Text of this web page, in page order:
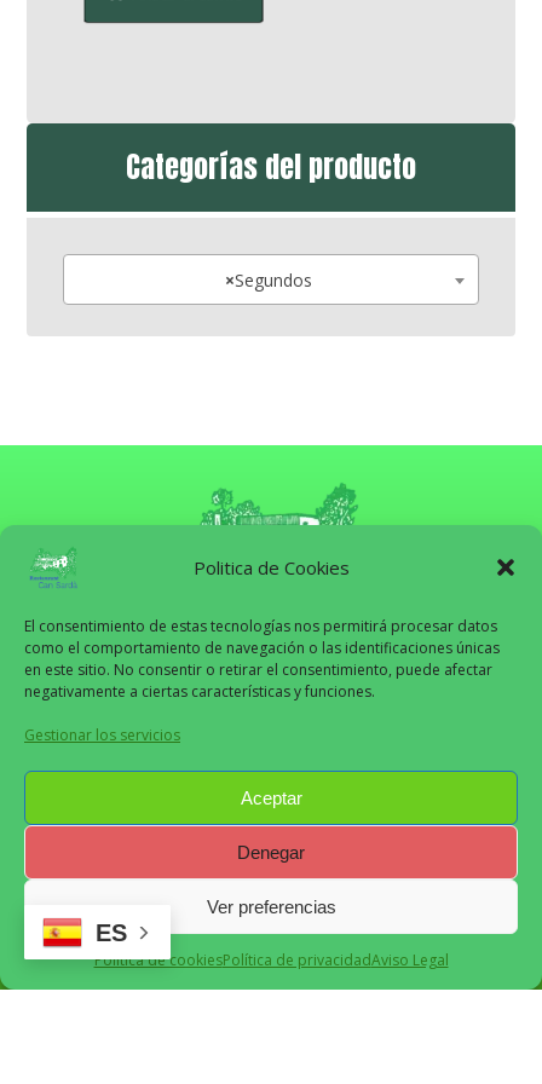
Politica de Cookies
El consentimiento de estas tecnologías nos permitirá procesar datos
como el comportamiento de navegación o las identificaciones únicas
en este sitio. No consentir o retirar el consentimiento, puede afectar
negativamente a ciertas características y funciones.
Gestionar los servicios
Aceptar
Denegar
Ver preferencias
Política de cookiesPolítica de privacidadAviso Legal
Categorías del producto
×Segundos
Aviso Legal
Can Sardà
2024
Recomendado
ES